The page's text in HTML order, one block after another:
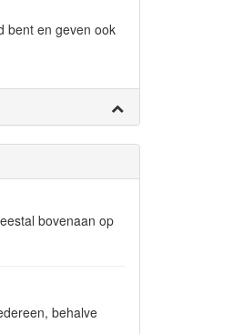
bent en geven ook
bovenaan op
behalve